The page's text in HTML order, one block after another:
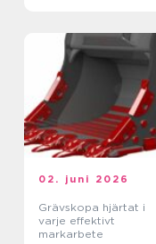
02. juni 2026
Grävskopa hjärtat i
varje effektivt
markarbete